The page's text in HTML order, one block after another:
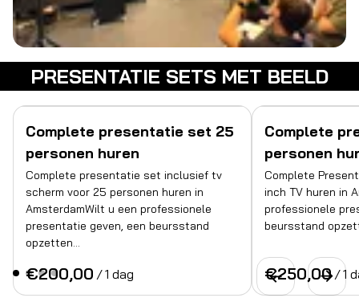
PRESENTATIE SETS MET BEELD
Complete presentatie set 25
personen huren
Complete presentatie set inclusief tv
scherm voor 25 personen huren in
AmsterdamWilt u een professionele
presentatie geven, een beursstand
opzetten…
/
Complete
personen
Complete
inch TV huren in
professionele
beursstand
/